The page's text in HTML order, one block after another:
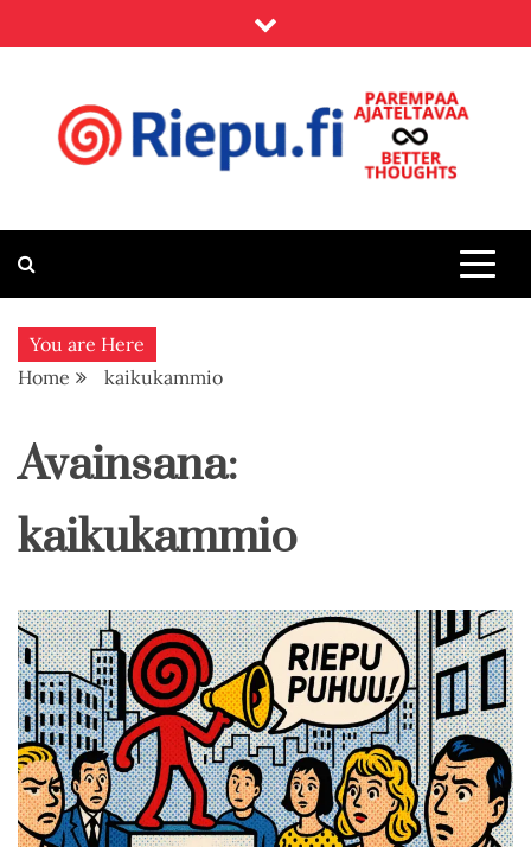
to
Riepu.fi
You are Here
Home
kaikukammio
Avainsana:
kaikukammio